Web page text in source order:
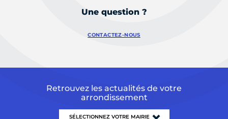
Une question ?
CONTACTEZ-NOUS
Retrouvez les actualités de votre
arrondissement